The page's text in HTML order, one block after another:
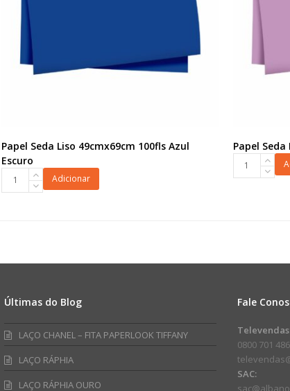
Papel Seda Liso 49cmx69cm 100fls Azul
Escuro
Papel
Escuro
Adicionar
Papel
Papel
Últimas do Blog
LAÇO CHANEL – FITA PAPERLOOK TIFFANY
LAÇO RÁPHIA
LAÇO RÁPHIA OURO
Fale
0800 701
SAC: